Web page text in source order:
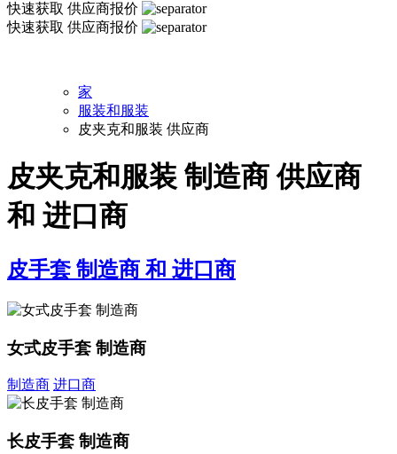
快速获取 供应商报价
快速获取 供应商报价
家
服装和服装
皮夹克和服装 供应商
皮夹克和服装 制造商 供应商
和 进口商
皮手套 制造商 和 进口商
女式皮手套 制造商
制造商 进口商
长皮手套 制造商